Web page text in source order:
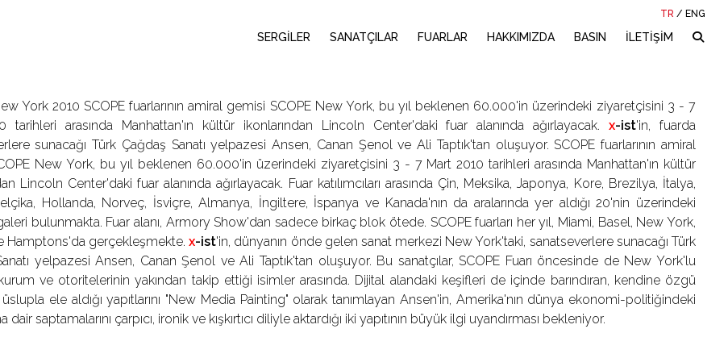
TR / ENG
SERGİLER SANATÇILAR FUARLAR HAKKIMIZDA BASIN İLETİŞİM
York 2010 SCOPE fuarlarının amiral gemisi SCOPE New York, bu yıl beklenen 60.000'in üzerindeki ziyaretçisini 3 - 7
tarihleri arasında Manhattan'ın kültür ikonlarından Lincoln Center'daki fuar alanında ağırlayacak.x-ist'in, fuarda
sunacağı Türk Çağdaş Sanatı yelpazesi Ansen, Canan Şenol ve Ali Taptık'tan oluşuyor. SCOPE fuarlarının amiral
New York, bu yıl beklenen 60.000'in üzerindeki ziyaretçisini 3 - 7 Mart 2010 tarihleri arasında Manhattan'ın kültür
Lincoln Center'daki fuar alanında ağırlayacak. Fuar katılımcıları arasında Çin, Meksika, Japonya, Kore, Brezilya, İtalya,
Hollanda, Norveç, İsviçre, Almanya, İngiltere, İspanya ve Kanada'nın da aralarında yer aldığı 20'nin üzerindeki
bulunmakta. Fuar alanı, Armory Show'dan sadece birkaç blok ötede. SCOPE fuarları her yıl, Miami, Basel, New York,
Hamptons'da gerçekleşmekte.x-ist'in, dünyanın önde gelen sanat merkezi New York'taki, sanatseverlere sunacağı Türk
yelpazesi Ansen, Canan Şenol ve Ali Taptık'tan oluşuyor. Bu sanatçılar, SCOPE Fuarı öncesinde de New York'lu
ve otoritelerinin yakından takip ettiği isimler arasında. Dijital alandaki keşifleri de içinde barındıran, kendine özgü
ele aldığı yapıtlarını "New Media Painting" olarak tanımlayan Ansen'in, Amerika'nın dünya ekonomi-politiğindeki
dair saptamalarını çarpıcı, ironik ve kışkırtıcı diliyle aktardığı iki yapıtının büyük ilgi uyandırması bekleniyor.